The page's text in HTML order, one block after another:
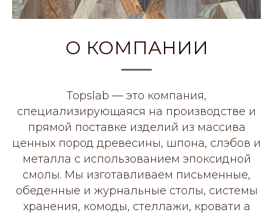
О КОМПАНИИ
Topslab — это компания,
специализирующаяся на производстве и
прямой поставке изделий из массива
ценных пород древесины, шпона, слэбов и
металла с использованием эпоксидной
смолы. Мы изготавливаем письменные,
обеденные и журнальные столы, системы
хранения, комоды, стеллажи, кровати а